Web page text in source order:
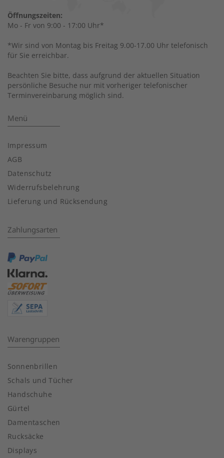
Öffnungszeiten:
Mo - Fr von 9:00 - 17:00 Uhr*
*Wir sind von Montag bis Freitag 9.00-17.00 Uhr telefonisch
für Sie erreichbar.
Beachten Sie bitte, dass aufgrund der aktuellen Situation
persönliche Besuche nur mit vorheriger telefonischer
Terminvereinbarung möglich sind.
Menü
Impressum
AGB
Datenschutz
Widerrufsbelehrung
Lieferung und Rücksendung
Zahlungsarten
Warengruppen
Sonnenbrillen
Schals und Tücher
Handschuhe
Gürtel
Damentaschen
Rucksäcke
Displays